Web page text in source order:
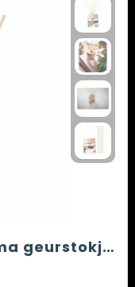
MAGNOLIA - Vanille aroma geurstokjes